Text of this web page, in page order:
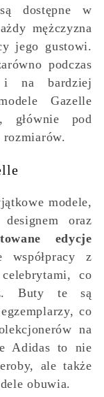
dostępne w
mężczyzna
jego gustowi.
podczas
i na bardziej
Gazelle
głównie pod
rozmiarów.
modele,
oraz
edycje
z
co
Buty te są
co
na
Adidas to nie
ale także
obuwia.